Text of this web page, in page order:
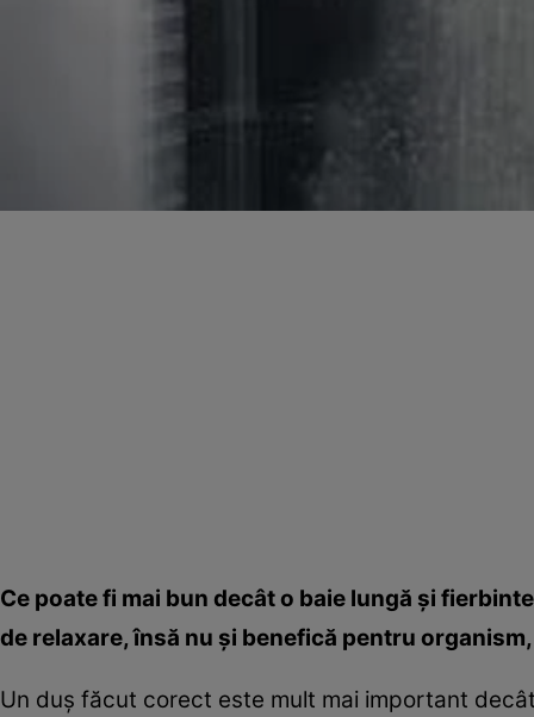
Ce poate fi mai bun decât o baie lungă şi
de relaxare, însă nu şi benefică pentru
Un duş făcut corect este mult mai important